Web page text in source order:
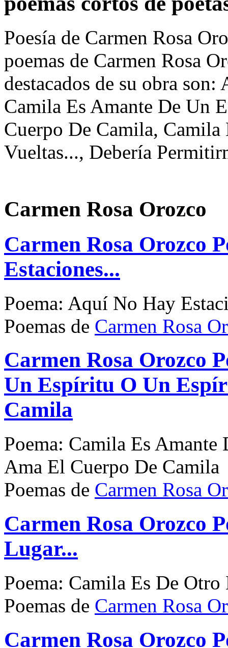
Poesía de Carmen Rosa
poemas de Carmen Rosa
destacados de su obra
Camila Es Amante De Un
Cuerpo De Camila,
Vueltas..., Debería
Carmen Rosa Orozco
Carmen Rosa Orozco
Estaciones...
Poema: Aquí No Hay
Poemas de Carmen Rosa
Carmen Rosa Orozco
Un Espíritu O Un
Camila
Poema: Camila Es
Ama El Cuerpo De Camila
Poemas de Carmen Rosa
Carmen Rosa Orozco
Lugar...
Poema: Camila Es De Otro
Poemas de Carmen Rosa
Carmen Rosa Orozco